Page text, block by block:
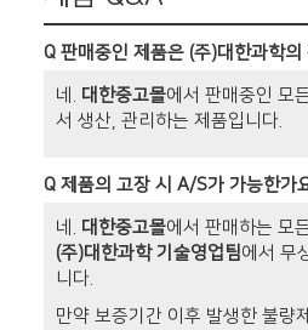
Q판매중인 제품은 (주)대한과학의
네. 대한중고몰에서 판매중인 모
서 생산, 관리하는 제품입니다.
Q제품의 고장 시 A/S가 가능한가
네. 대한중고몰에서 판매하는 모
(주)대한과학 기술영업팀에서 무
니다.
만약 보증기간 이후 발생한 불량